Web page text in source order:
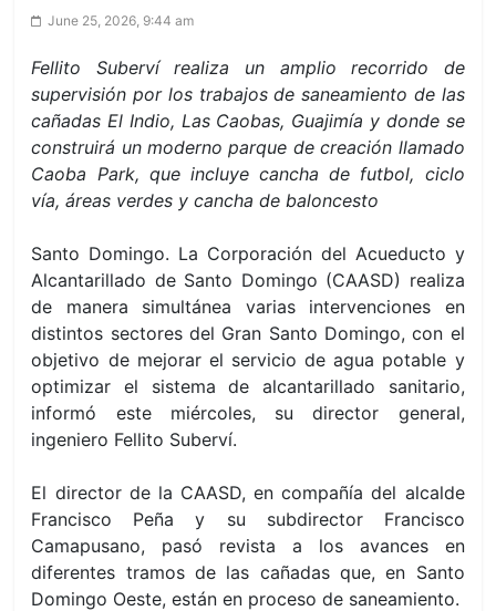
June 25, 2026, 9:44 am
Fellito Suberví realiza un amplio recorrido de
supervisión por los trabajos de saneamiento de las
cañadas El Indio, Las Caobas, Guajimía y donde se
construirá un moderno parque de creación llamado
Caoba Park, que incluye cancha de futbol, ciclo
vía, áreas verdes y cancha de baloncesto
Santo Domingo. La Corporación del Acueducto y
Alcantarillado de Santo Domingo (CAASD) realiza
de manera simultánea varias intervenciones en
distintos sectores del Gran Santo Domingo, con el
objetivo de mejorar el servicio de agua potable y
optimizar el sistema de alcantarillado sanitario,
informó este miércoles, su director general,
ingeniero Fellito Suberví.
El director de la CAASD, en compañía del alcalde
Francisco Peña y su subdirector Francisco
Camapusano, pasó revista a los avances en
diferentes tramos de las cañadas que, en Santo
Domingo Oeste, están en proceso de saneamiento.